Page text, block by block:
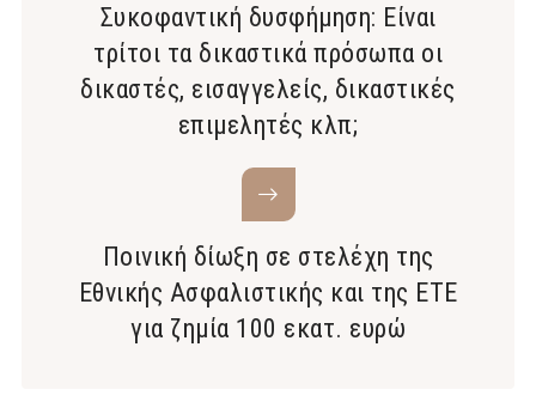
Συκοφαντική δυσφήμηση: Είναι
τρίτοι τα δικαστικά πρόσωπα οι
δικαστές, εισαγγελείς, δικαστικές
επιμελητές κλπ;
Ποινική δίωξη σε στελέχη της
Εθνικής Ασφαλιστικής και της ΕΤΕ
για ζημία 100 εκατ. ευρώ